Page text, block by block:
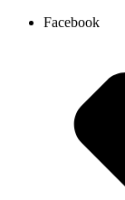
Facebook